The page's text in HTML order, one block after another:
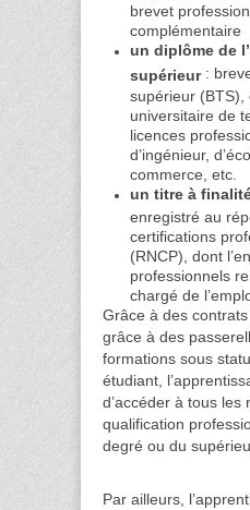
brevet
complémentaire
un diplôme de
supérieur:
supérieur (BTS),
universitaire de
licences
d’ingénieur,
commerce, etc.
un titre à
enregistré au
certifications
(RNCP), dont
professionnels
chargé de
Grâce à des
grâce à des
formations sous
étudiant,
d’accéder à tous les
qualification
degré ou du
Par ailleurs,